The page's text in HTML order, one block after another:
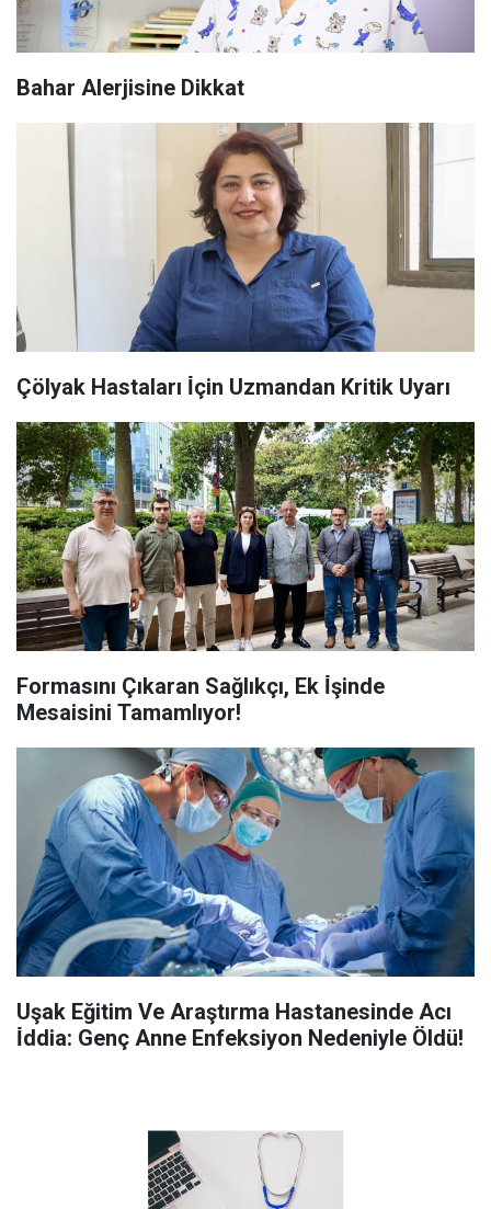
Bahar Alerjisine Dikkat
Çölyak Hastaları İ̇çin Uzmandan Kritik Uyarı
Formasını Çıkaran Sağlıkçı, Ek İ̇şinde
Mesaisini Tamamlıyor!
Uşak Eğitim Ve Araştırma Hastanesinde Acı
İ̇ddia: Genç Anne Enfeksiyon Nedeniyle Öldü!